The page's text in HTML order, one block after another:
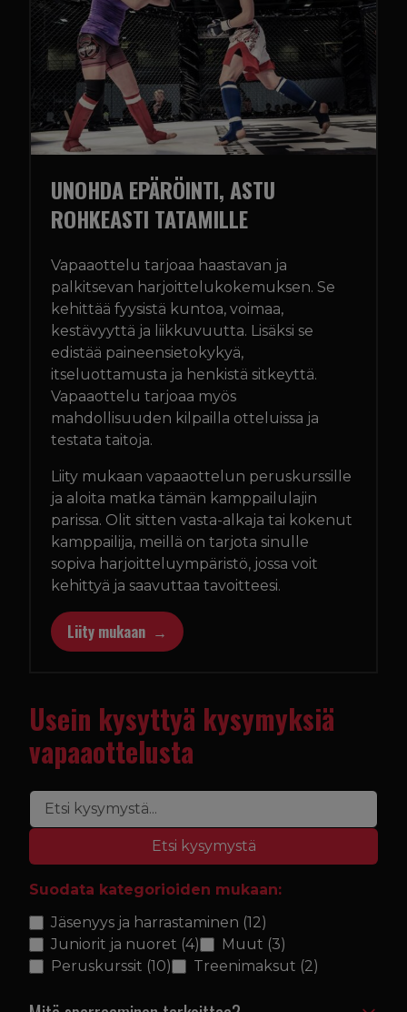
UNOHDA EPÄRÖINTI, ASTU
ROHKEASTI TATAMILLE
Vapaaottelu tarjoaa haastavan ja
palkitsevan harjoittelukokemuksen. Se
kehittää fyysistä kuntoa, voimaa,
kestävyyttä ja liikkuvuutta. Lisäksi se
edistää paineensietokykyä,
itseluottamusta ja henkistä sitkeyttä.
Vapaaottelu tarjoaa myös
mahdollisuuden kilpailla otteluissa ja
testata taitoja.
Liity mukaan vapaaottelun peruskurssille
ja aloita matka tämän kamppailulajin
parissa. Olit sitten vasta-alkaja tai kokenut
kamppailija, meillä on tarjota sinulle
sopiva harjoitteluympäristö, jossa voit
kehittyä ja saavuttaa tavoitteesi.
Liity mukaan
Usein kysyttyä kysymyksiä
vapaaottelusta
Etsi kysymystä
Suodata kategorioiden mukaan:
Jäsenyys ja harrastaminen (12)
Juniorit ja nuoret (4) Muut (3)
Peruskurssit (10) Treenimaksut (2)